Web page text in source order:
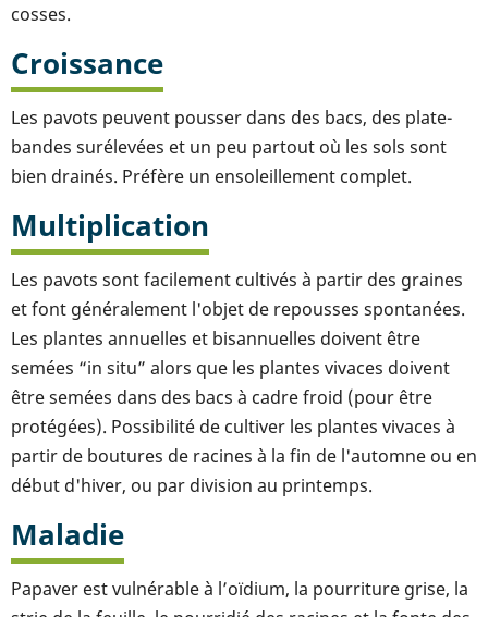
cosses.
Croissance
Les pavots peuvent pousser dans des bacs, des plate-
bandes surélevées et un peu partout où les sols sont
bien drainés. Préfère un ensoleillement complet.
Multiplication
Les pavots sont facilement cultivés à partir des graines
et font généralement l'objet de repousses spontanées.
Les plantes annuelles et bisannuelles doivent être
semées “in situ” alors que les plantes vivaces doivent
être semées dans des bacs à cadre froid (pour être
protégées). Possibilité de cultiver les plantes vivaces à
partir de boutures de racines à la fin de l'automne ou en
début d'hiver, ou par division au printemps.
Maladie
Papaver est vulnérable à l’oïdium, la pourriture grise, la